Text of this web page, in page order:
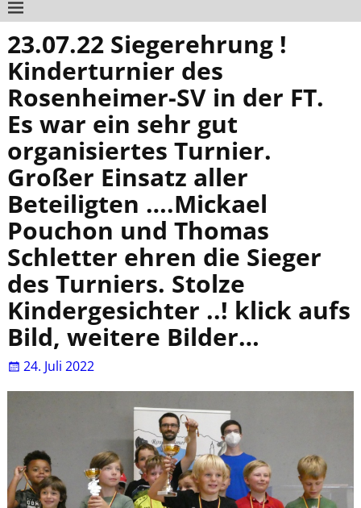
23.07.22 Siegerehrung !
Kinderturnier des
Rosenheimer-SV in der FT.
Es war ein sehr gut
organisiertes Turnier.
Großer Einsatz aller
Beteiligten ….Mickael
Pouchon und Thomas
Schletter ehren die Sieger
des Turniers. Stolze
Kindergesichter ..! klick aufs
Bild, weitere Bilder…
24. Juli 2022